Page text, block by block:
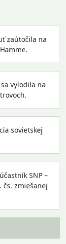
zaútočila na
vylodila na
sovietskej
SNP –
čs. zmiešanej